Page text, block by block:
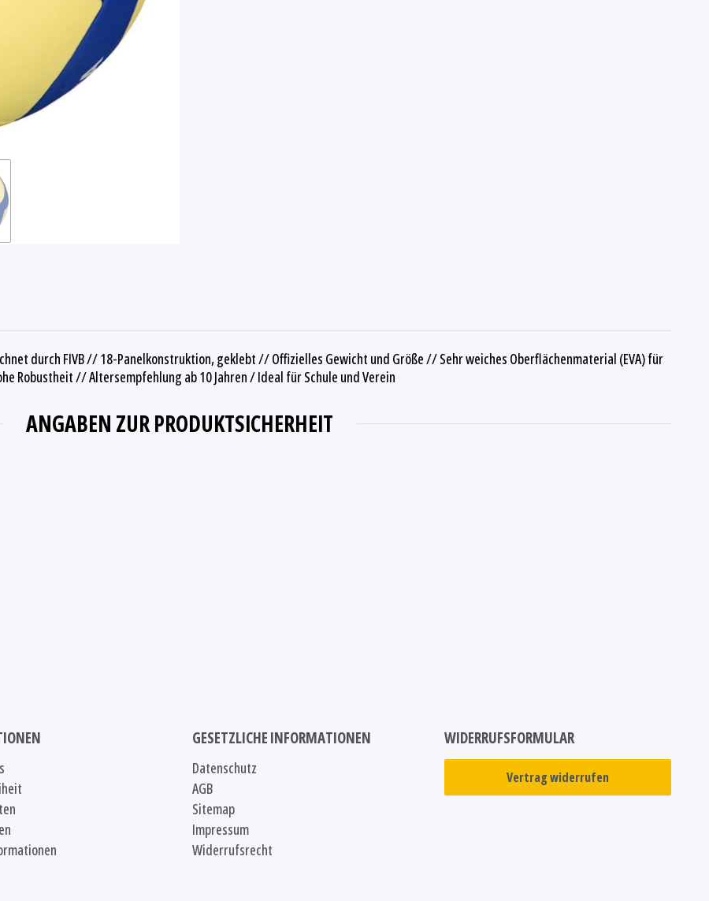
durch FIVB // 18-Panelkonstruktion, geklebt // Offizielles Gewicht und Größe // Sehr weiches Oberflächenmaterial (EVA) für
Robustheit // Altersempfehlung ab 10 Jahren / Ideal für Schule und Verein
ANGABEN ZUR PRODUKTSICHERHEIT
GESETZLICHE INFORMATIONEN
Datenschutz
AGB
Sitemap
Impressum
Widerrufsrecht
WIDERRUFSFORMULAR
Vertrag widerrufen